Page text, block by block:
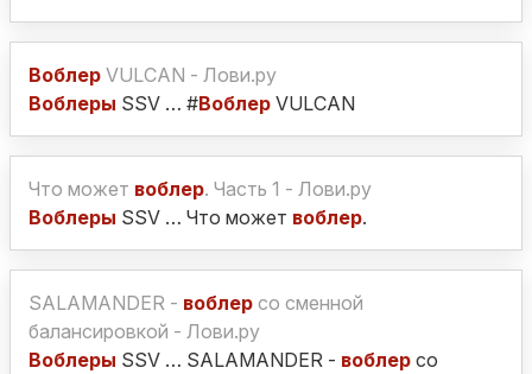
Воблер VULCAN - Лови.ру
Воблеры SSV … #Воблер VULCAN
Что может воблер. Часть 1 - Лови.ру
Воблеры SSV … Что может воблер.
SALAMANDER - воблер со сменной
балансировкой - Лови.ру
Воблеры SSV … SALAMANDER - воблер со